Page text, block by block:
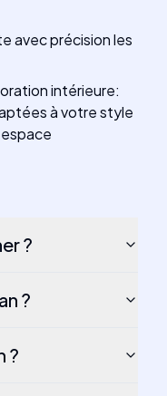
avec précision les
intérieure:
à votre style
?
?
?